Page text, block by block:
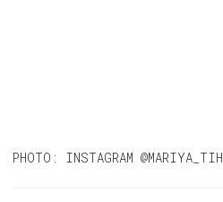
PHOTO: INSTAGRAM @MARIYA_TIH